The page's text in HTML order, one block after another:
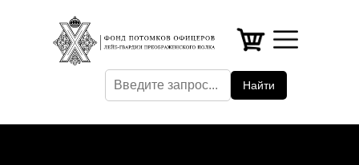
Найти
ЭПОХА
ПЕТРА
ВЕЛИКОГО